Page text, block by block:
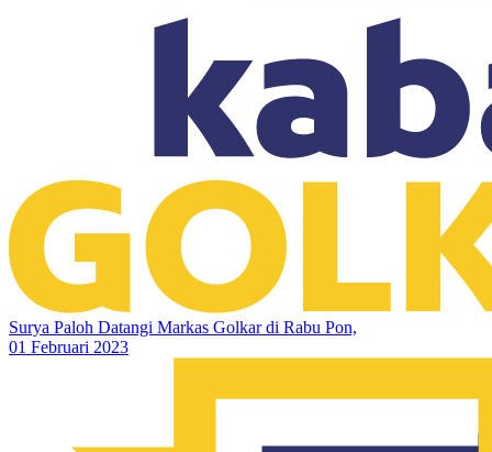
Surya Paloh Datangi Markas Golkar di Rabu Pon,
01 Februari 2023